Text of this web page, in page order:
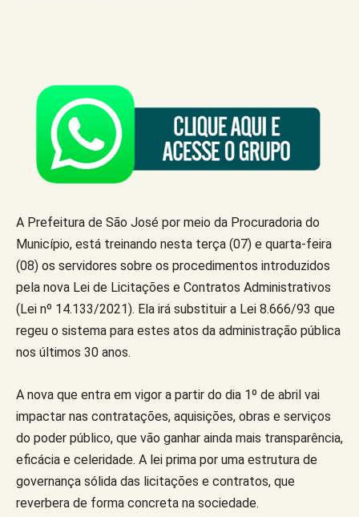
A Prefeitura de São José por meio da Procuradoria do
Município, está treinando nesta terça (07) e quarta-feira
(08) os servidores sobre os procedimentos introduzidos
pela nova Lei de Licitações e Contratos Administrativos
(Lei nº 14.133/2021). Ela irá substituir a Lei 8.666/93 que
regeu o sistema para estes atos da administração pública
nos últimos 30 anos.
A nova que entra em vigor a partir do dia 1º de abril vai
impactar nas contratações, aquisições, obras e serviços
do poder público, que vão ganhar ainda mais transparência,
eficácia e celeridade. A lei prima por uma estrutura de
governança sólida das licitações e contratos, que
reverbera de forma concreta na sociedade.